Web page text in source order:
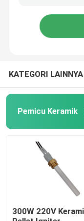
Pertunjukan VR
Hubungi kami
Permintaan
KATEGORI
Pemicu Keramik
300W 220V